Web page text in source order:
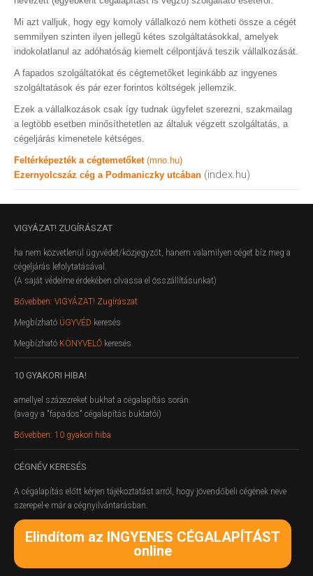
Mi azt valljuk, hogy egy komoly vállalkozó nem kötheti össze a cégét
semmilyen szinten ilyen jellegű kétes szolgáltatásokkal, amelyek
indokolatlanul az adóhatóság kiemelt célpontjává teszik vállalkozását.
A fapados szolgáltatókat és cégtemetőket leginkább az ingyenes
szolgáltatások és pár ezer forintos költségek jellemzik.
Ezek a vállalkozások csak így tudnak ügyfelet szerezni, szakmailag
a legtöbb esetben minősíthetetlen az általuk végzett szolgáltatás, a
cégeljárás kimenetele kétséges.
Feltérképezték a cégtemetőket (mno.hu)
Ezernyolcszáz cég a Podmaniczky utcában (index.hu)
VIGYÁZAT! ZUGÍRÁSZAT
ha nem közvetlenül ügyvédet/közjegyzőt, hanem valamilyen céget bíz meg a
cégeljárás lefolytatásával.
(A saját védelme érdekében olvassa el összállításunkat)
Bővebben: VIGYÁZAT! Zugírászat
Megbízható ÜGYVÉD keresés
Megbízható KÖNYVELŐ keresés
10 GYAKORI HIBA!
amellyel százezreket bukhat a cégalapítás során.
(avagy a "fapados" cégalapítás buktatói)
Bővebben: 10 gyakori hiba
CÉGNÉV KERESÉS
A cégalapítás előtt kérjen tájékoztatást arról, hogy jövendőbeli cégének neve
szerepel-e már a cégnyilvántarásban.
Elindítom az INGYENES CÉGALAPÍTÁST
online